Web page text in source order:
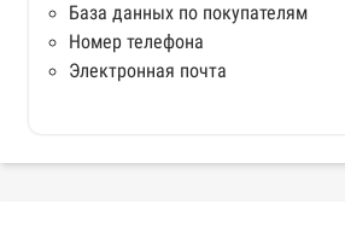
База данных по покупателям
Номер телефона
Электронная почта